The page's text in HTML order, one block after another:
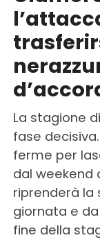
La stagione di
fase
ferme per
dal weekend
riprenderà la
giornata e
fine della